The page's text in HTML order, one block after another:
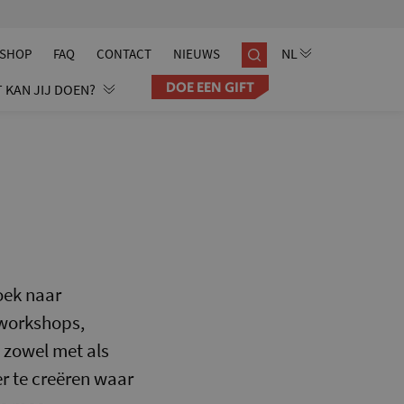
SHOP FAQ CONTACT NIEUWS
KAN JIJ DOEN? DOE EEN GIFT
naar
met als
te creëren waar